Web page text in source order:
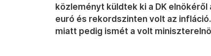
közleményt küldtek ki a DK
euró és rekordszinten volt az
miatt pedig ismét a volt